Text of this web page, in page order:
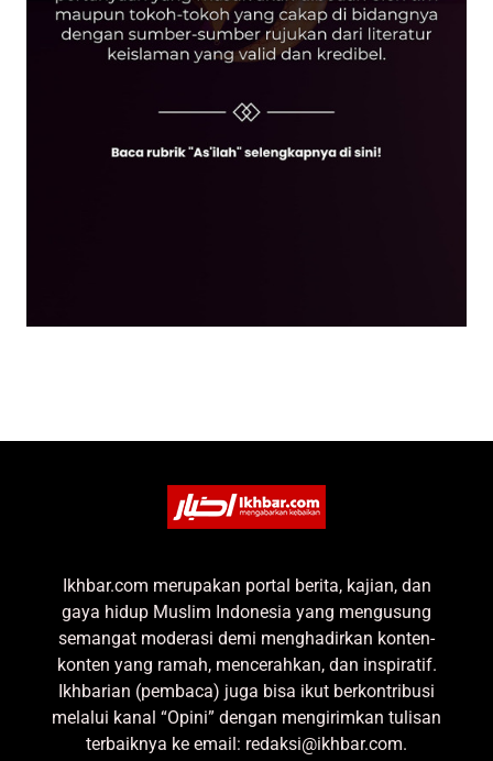
Ikhbar.com merupakan portal berita, kajian, dan
gaya hidup Muslim Indonesia yang mengusung
semangat moderasi demi menghadirkan konten-
konten yang ramah, mencerahkan, dan inspiratif.
Ikhbarian (pembaca) juga bisa ikut berkontribusi
melalui kanal “Opini” dengan mengirimkan tulisan
terbaiknya ke email: redaksi@ikhbar.com.